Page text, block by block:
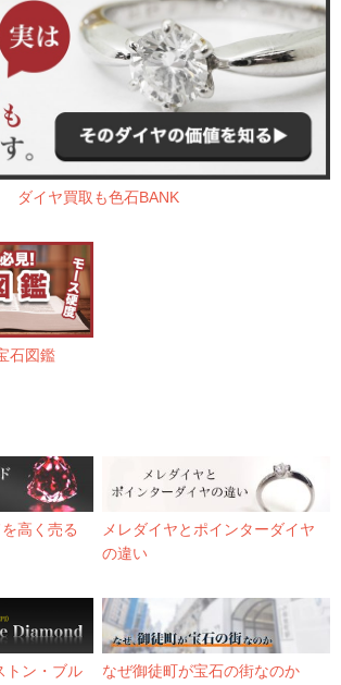
ダイヤ買取も色石BANK
石図鑑
高く売る
メレダイヤとポインターダイヤ
の違い
トン・ブル
なぜ御徒町が宝石の街なのか